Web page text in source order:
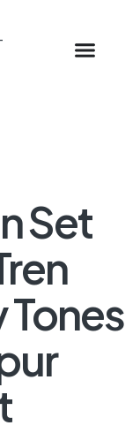
Set
Tones